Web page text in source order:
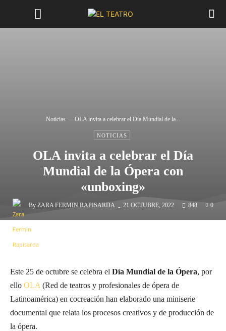
Noticias OLA invita a celebrar el Día Mundial de la...
NOTICIAS
OLA invita a celebrar el Día
Mundial de la Ópera con
«unboxing»
By ZARA FERMIN RAPISARDA - 21 OCTUBRE, 2022 848 0
Este 25 de octubre se celebra el Día Mundial de la Ópera, por
ello OLA (Red de teatros y profesionales de ópera de
Latinoamérica) en cocreación han elaborado una miniserie
documental que relata los procesos creativos y de producción de
la ópera.